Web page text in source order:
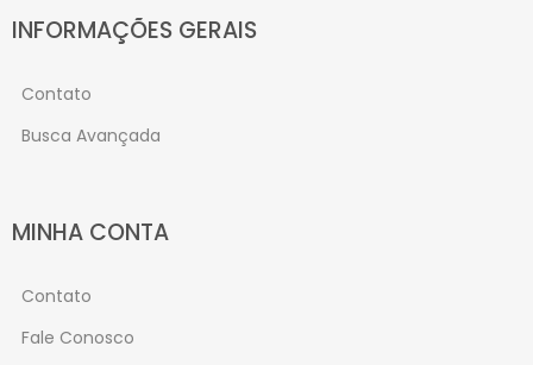
INFORMAÇÕES GERAIS
Contato
Busca Avançada
MINHA CONTA
Contato
Fale Conosco